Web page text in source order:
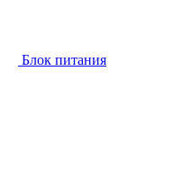
Блок питания